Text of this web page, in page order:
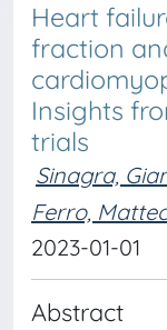
Heart
fraction
Insights
trials
Sinagra,
Ferro,
2023-01-01
Abstract